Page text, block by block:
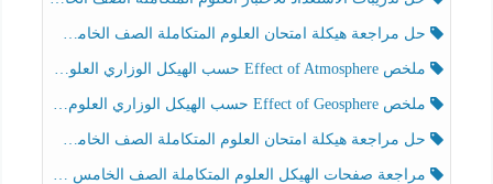
حل مراجعة هيكلة امتحان العلوم المتكاملة الصف الخامس انسبير الفصل الثالث
ملخص Effect of Atmosphere حسب الهيكل الوزاري العلوم المتكاملة الصف الخامس انسبير الفصل الثالث
ملخص Effect of Geosphere حسب الهيكل الوزاري العلوم المتكاملة الصف الخامس انسبير الفصل الثالث
حل مراجعة هيكلة امتحان العلوم المتكاملة الصف الخامس عام الفصل الثالث
مراجعة صفحات الهيكل العلوم المتكاملة الصف الخامس انسبير الفصل الثالث